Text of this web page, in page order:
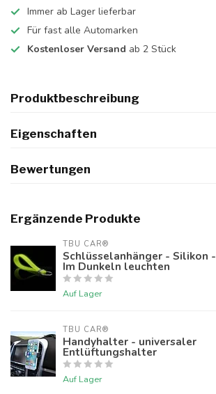
Immer ab Lager lieferbar
Für fast alle Automarken
Kostenloser Versand ab 2 Stück
Produktbeschreibung
Eigenschaften
Bewertungen
Ergänzende Produkte
TBU CAR®
Schlüsselanhänger - Silikon -
Im Dunkeln leuchten
Auf Lager
TBU CAR®
Handyhalter - universaler
Entlüftungshalter
Auf Lager